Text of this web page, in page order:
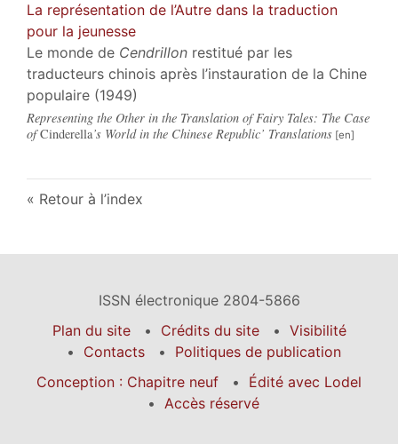
La représentation de l’Autre dans la traduction
pour la jeunesse
Le monde de Cendrillon restitué par les
traducteurs chinois après l’instauration de la Chine
populaire (1949)
Representing the Other in the Translation of Fairy Tales: The Case
ofCinderella’s World in the Chinese Republic’ Translations
Retour à l’index
ISSN électronique 2804-5866
Plan du site
Crédits du site
Visibilité
Contacts
Politiques de publication
Conception : Chapitre neuf
Édité avec Lodel
Accès réservé